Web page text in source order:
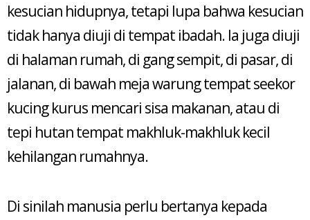
kesucian hidupnya, tetapi lupa bahwa kesucian
tidak hanya diuji di tempat ibadah. Ia juga diuji
di halaman rumah, di gang sempit, di pasar, di
jalanan, di bawah meja warung tempat seekor
kucing kurus mencari sisa makanan, atau di
tepi hutan tempat makhluk-makhluk kecil
kehilangan rumahnya.
Di sinilah manusia perlu bertanya kepada